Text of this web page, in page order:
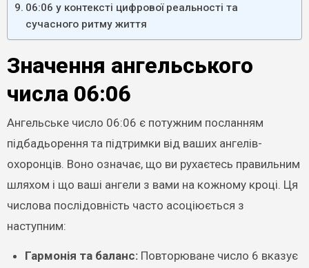
06:06 у контексті цифрової реальності та
сучасного ритму життя
Значення ангельського
числа 06:06
Ангельське число 06:06 є потужним посланням
підбадьорення та підтримки від ваших ангелів-
охоронців. Воно означає, що ви рухаєтесь правильним
шляхом і що ваші ангели з вами на кожному кроці. Ця
числова послідовність часто асоціюється з
наступним:
Гармонія та баланс:Повторюване число 6 вказує